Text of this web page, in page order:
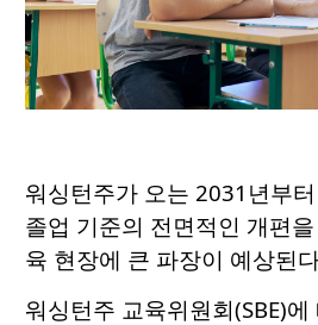
워싱턴주가 오는 2031년부
졸업 기준의 전면적인 개편
육 현장에 큰 파장이 예상된
워싱턴주 교육위원회(SBE)